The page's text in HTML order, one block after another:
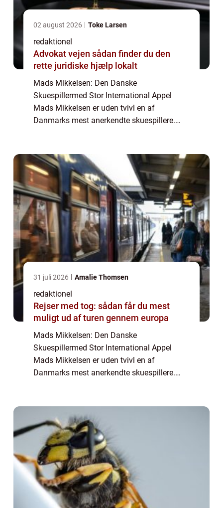
02 august 2026 Toke Larsen
redaktionel
Advokat vejen sådan finder du den
rette juridiske hjælp lokalt
Mads Mikkelsen: Den Danske
Skuespillermed Stor International Appel
Mads Mikkelsen er uden tvivl en af
Danmarks mest anerkendte skuespillere.
imponerende præstation og en lang ...
31 juli 2026 Amalie Thomsen
redaktionel
Rejser med tog: sådan får du mest
muligt ud af turen gennem europa
Mads Mikkelsen: Den Danske
Skuespillermed Stor International Appel
Mads Mikkelsen er uden tvivl en af
Danmarks mest anerkendte skuespillere.